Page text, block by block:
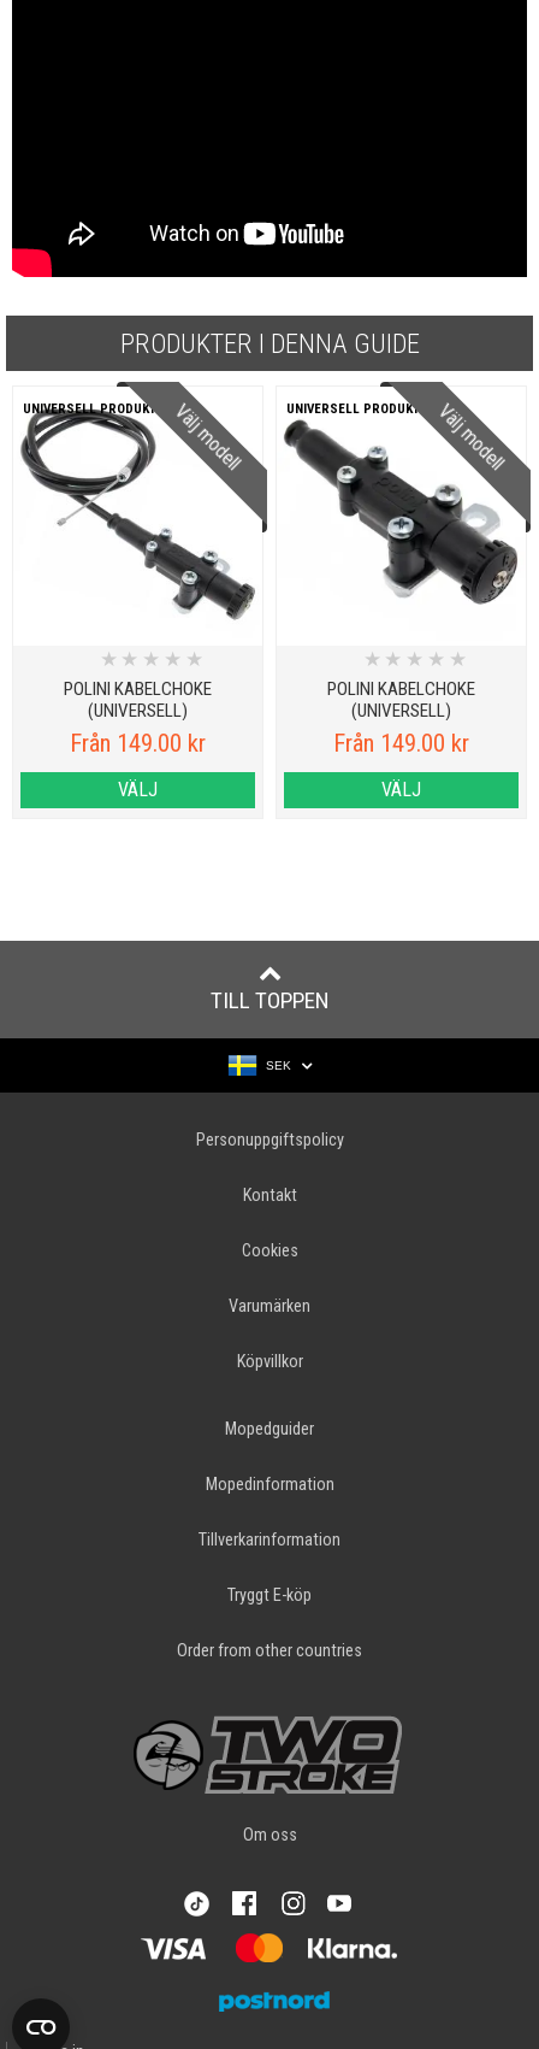
PRODUKTER I DENNA GUIDE
Välj modell
UNIVERSELL PRODUKT
POLINI KABELCHOKE
(UNIVERSELL)
★ ★ ★ ★ ★
Från 149.00 kr
VÄLJ
Välj modell
UNIVERSELL PRODUKT
POLINI KABELCHOKE
(UNIVERSELL)
★ ★ ★ ★ ★
Från 149.00 kr
VÄLJ
TILL TOPPEN
SEK
Personuppgiftspolicy
Kontakt
Cookies
Varumärken
Köpvillkor
Mopedguider
Mopedinformation
Tillverkarinformation
Tryggt E-köp
Order from other countries
Om oss